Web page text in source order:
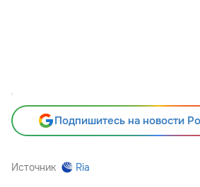
Подпишитесь на новости
Источник Ria